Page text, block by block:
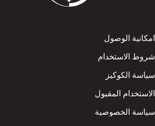
Footer
امكانية الوصول
شروط الاستخدام
سياسة الكوكيز
الاستخدام المقبول
سياسة الخصوصية